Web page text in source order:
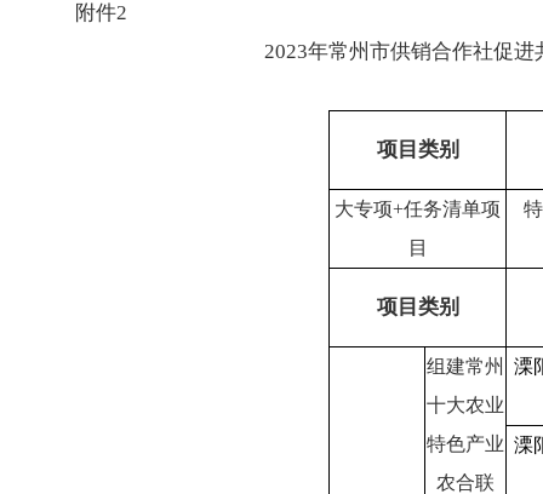
附件2
2023年常州市供销合作社促
项目类别
大专项+任务清单项
目
项目类别
组建常州
十大农业
特色产业
农合联
溧
溧